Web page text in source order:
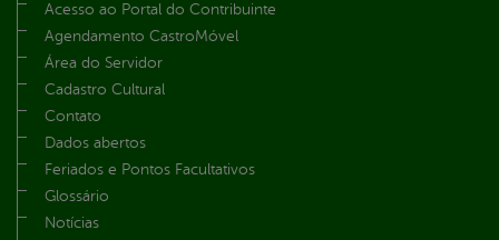
Acesso ao Portal do Contribuinte
Agendamento CastroMóvel
Área do Servidor
Cadastro Cultural
Contato
Dados abertos
Feriados e Pontos Facultativos
Glossário
Notícias